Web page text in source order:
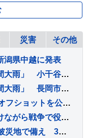
災害 その他
潟県中越に発表
【速報】新潟県に「記録的短時間大雨」 小千谷市付近で1時間に約100ミリの猛烈な雨 災害警戒 8日15:40時点
【速報】新潟県に「記録的短時間大雨」 長岡市付近で1時間に約100ミリの猛烈な雨 災害警戒 8日15:28時点
【 観月ありさ 】35年前のCMのオフショットを公開 ファン反響「懐かしい〜」「まさに伝説の少女」思い出続々 歌手デビュー35周年を記念
【視覚障害者と戦争】差別を受けながら戦争で役に立つことを求められ… 視覚障害者「今から考えたら馬鹿げた話」その思いを喜入友浩が取材【news23】
【熊本地震】近づく台風13号…被災地で備え 3万6000戸で続く断水…歯科医院では差し入れの飲料水を使い治療【news23】